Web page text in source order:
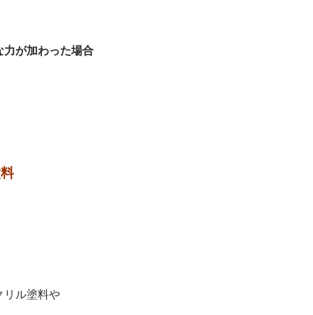
力が加わった場合
リル塗料や